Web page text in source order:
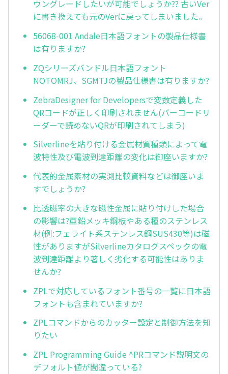
ウングレードしたいが可能でしょうか?? 古いVer
に書き換えても元のVerに戻ってしまいました。
56068-001 Andale日本語フォントの製品仕様書
は有りますか?
ZQシリーズバンドル日本語フォント
NOTOMRJ、SGMTJの製品仕様書は有りますか?
ZebraDesigner for Developersで変数定義した
QRコードが正しく印刷されません(バーコードリ
ーダーで読めないQRが印刷されてしまう)
Silverlineを貼り付ける金属材質種類によって電
波特性及び電波到達距離の変化は御座いますか?
代表的金属素材の実測比較資料などは御座いま
すでしょうか?
比透磁率の大きな磁性金属に貼り付けした場合
の影響は?亜鉛メッキ鋼板やある種のステンレス
材(例:フェライト系ステンレス鋼SUS430等)は磁
性がありますがSilverlineカタログスペックの電
波到達距離より著しく劣化する可能性はありま
せんか?
ZPLで対応しているフォント番号の一覧に日本語
フォントも含まれていますか?
ZPLコマンドからのカッター設定と制御方法を知
りたい
ZPL Programming Guide ^PRコマンド説明文の
デフォルト値が間違っている?